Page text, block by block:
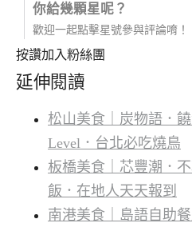
你給幾顆星呢？
歡迎一起點擊星號參與評論唷！
按讚加入粉絲團
延伸閱讀
松山美食｜炭物語．
Level．台北必吃燒鳥
板橋美食｜芯豐潮．
飯．在地人天天報到
南港美食｜島語自助